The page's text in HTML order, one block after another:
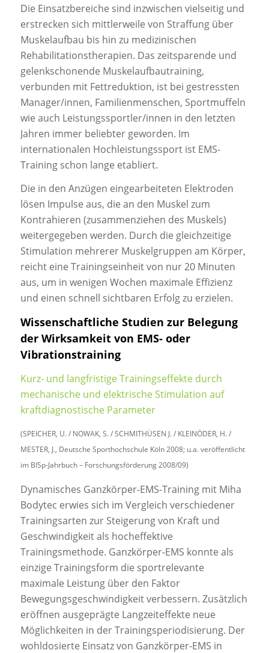
Die Einsatzbereiche sind inzwischen vielseitig und
erstrecken sich mittlerweile von Straffung über
Muskelaufbau bis hin zu medizinischen
Rehabilitationstherapien. Das zeitsparende und
gelenkschonende Muskelaufbautraining,
verbunden mit Fettreduktion, ist bei gestressten
Manager/innen, Familienmenschen, Sportmuffeln
wie auch Leistungssportler/innen in den letzten
Jahren immer beliebter geworden. Im
internationalen Hochleistungssport ist EMS-
Training schon lange etabliert.
Die in den Anzügen eingearbeiteten Elektroden
lösen Impulse aus, die an den Muskel zum
Kontrahieren (zusammenziehen des Muskels)
weitergegeben werden. Durch die gleichzeitige
Stimulation mehrerer Muskelgruppen am Körper,
reicht eine Trainingseinheit von nur 20 Minuten
aus, um in wenigen Wochen maximale Effizienz
und einen schnell sichtbaren Erfolg zu erzielen.
Wissenschaftliche Studien zur Belegung
der Wirksamkeit von EMS- oder
Vibrationstraining
Kurz- und langfristige Trainingseffekte durch
mechanische und elektrische Stimulation auf
kraftdiagnostische Parameter
(SPEICHER, U. / NOWAK, S. / SCHMITHÜSEN J. / KLEINÖDER, H. /
MESTER, J., Deutsche Sporthochschule Köln 2008; u.a. veröffentlicht
im BISp-Jahrbuch – Forschungsförderung 2008/09)
Dynamisches Ganzkörper-EMS-Training mit Miha
Bodytec erwies sich im Vergleich verschiedener
Trainingsarten zur Steigerung von Kraft und
Geschwindigkeit als hocheffektive
Trainingsmethode. Ganzkörper-EMS konnte als
einzige Trainingsform die sportrelevante
maximale Leistung über den Faktor
Bewegungsgeschwindigkeit verbessern. Zusätzlich
eröffnen ausgeprägte Langzeiteffekte neue
Möglichkeiten in der Trainingsperiodisierung. Der
wohldosierte Einsatz von Ganzkörper-EMS in